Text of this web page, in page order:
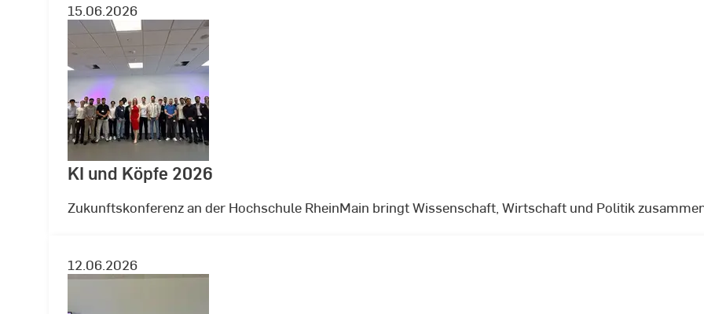
15.06.2026
KI und Köpfe 2026
Zukunftskonferenz an der Hochschule RheinMain bringt Wissenschaft, Wirtschaft und Politik
12.06.2026